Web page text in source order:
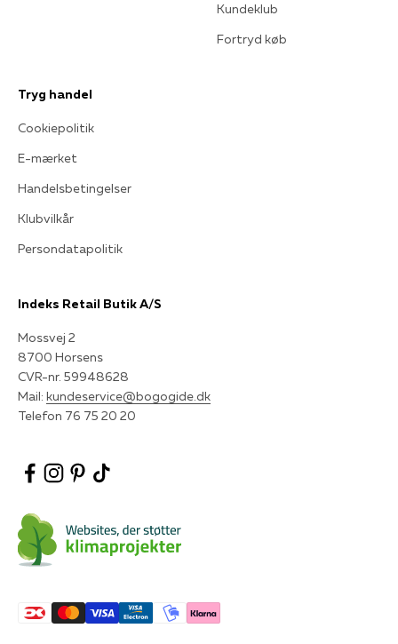
Kundeklub
Fortryd køb
Tryg handel
Cookiepolitik
E-mærket
Handelsbetingelser
Klubvilkår
Persondatapolitik
Indeks Retail Butik A/S
Mossvej 2
8700 Horsens
CVR-nr. 59948628
Mail: kundeservice@bogogide.dk
Telefon 76 75 20 20